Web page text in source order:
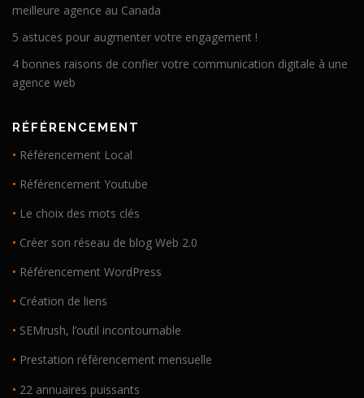
meilleure agence au Canada
5 astuces pour augmenter votre engagement !
4 bonnes raisons de confier votre communication digitale à une
agence web
RÉFÉRENCEMENT
• Référencement Local
• Référencement Youtube
• Le choix des mots clés
• Créer son réseau de blog Web 2.0
• Référencement WordPress
• Création de liens
• SEMrush, l’outil incontournable
• Prestation référencement mensuelle
• 22 annuaires puissants